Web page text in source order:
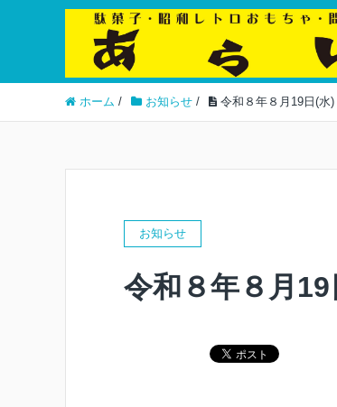
ホーム / お知らせ / 令和８年８月19日(
お知らせ
令和８年８月